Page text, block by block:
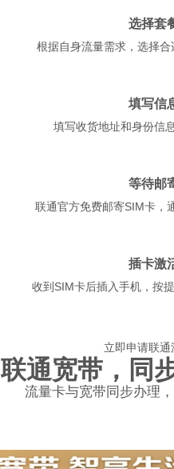
选择套
根据自身流量需求，选择
填写信
填写收货地址和身份信
等待邮
联通官方免费邮寄SIM卡，
插卡激
收到SIM卡后插入手机，按
立即申请联通
联通宽带，同
流量卡与宽带同步办理